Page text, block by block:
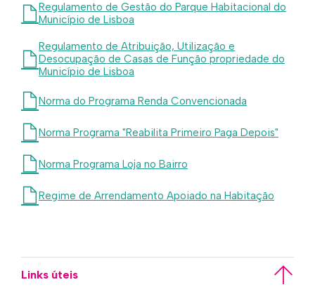
Regulamento de Gestão do Parque Habitacional do
Município de Lisboa
Regulamento de Atribuição, Utilização e
Desocupação de Casas de Função propriedade do
Município de Lisboa
Norma do Programa Renda Convencionada
Norma Programa "Reabilita Primeiro Paga Depois"
Norma Programa Loja no Bairro
Regime de Arrendamento Apoiado na Habitação
Links úteis